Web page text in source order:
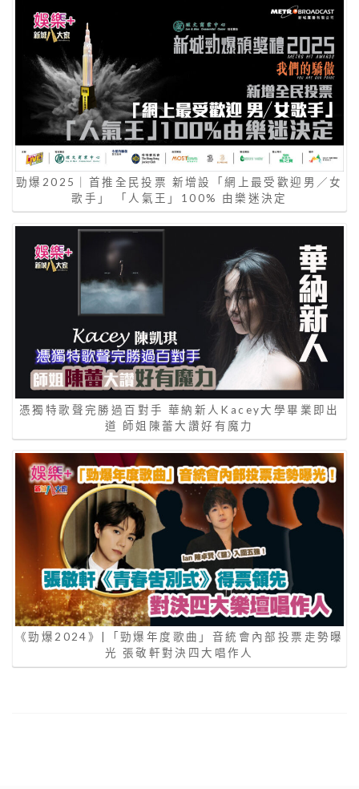
勁爆2025｜首推全民投票 新增設「網上最受歡迎男／女
歌手」 「人氣王」100% 由樂迷決定
憑獨特歌聲完勝過百對手 華納新人Kacey大學畢業即出
道 師姐陳蕾大讚好有魔力
《勁爆2024》|「勁爆年度歌曲」音統會內部投票走勢曝
光 張敬軒對決四大唱作人